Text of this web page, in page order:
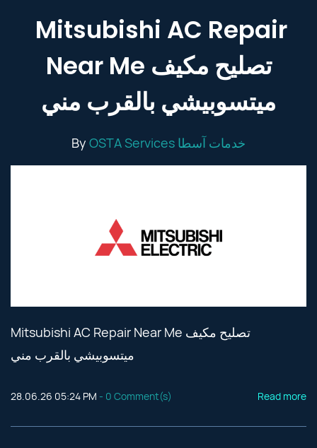
Mitsubishi AC Repair
Near Me تصليح مكيف
ميتسوبيشي بالقرب مني
By OSTA Services خدمات آسطا
Mitsubishi AC Repair Near Me تصليح مكيف
ميتسوبيشي بالقرب مني
28.06.26 05:24 PM - 0 Comment(s) Read more